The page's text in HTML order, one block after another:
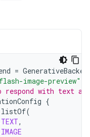
=
image-preview"
with text
{
listOf(
TEXT,
IMAGE